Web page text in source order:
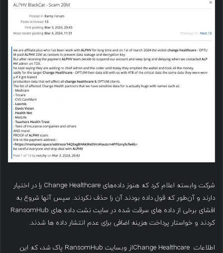
شرکت وابسته اعلام کرد که هنوز داده‌های Change Healthcare را در اختیار
دارند و آن‌طور که قول داده بودند آن را حذف نکردند. سپس آنها شروع به
افشای برخی از داده های سرقت شده در سایت نشت داده های RansomHub
کردند و خواستار پرداخت هزینه اضافی برای عدم انتشار داده ها شدند.
اطلاعات Change Healthcareاز وبسایت RansomHub پاک شد، که این